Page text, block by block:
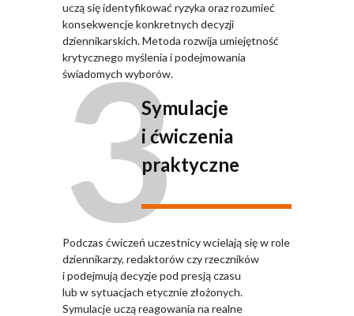
uczą się identyfikować ryzyka oraz rozumieć
konsekwencje konkretnych decyzji
dziennikarskich. Metoda rozwija umiejętność
krytycznego myślenia i podejmowania
świadomych wyborów.
3Symulacje
i ćwiczenia
praktyczne
Podczas ćwiczeń uczestnicy wcielają się w role
dziennikarzy, redaktorów czy rzeczników
i podejmują decyzje pod presją czasu
lub w sytuacjach etycznie złożonych.
Symulacje uczą reagowania na realne